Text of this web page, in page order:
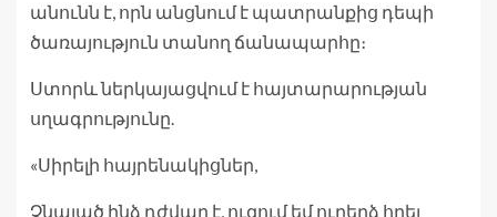
անունն է, որն անցնում է պատրանքից դեպի
ծառայություն տանող ճանապարհը։
Ստորև ներկայացվում է հայտարարության
սղագրությունը.
«Սիրելի հայրենակիցներ,
Չնայած ինձ դժվար է, ուզում եմ ուղերձ հղել